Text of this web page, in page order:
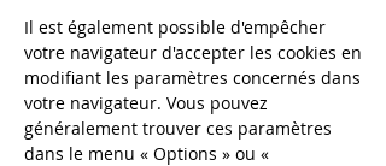
Il est également possible d'empêcher
votre navigateur d'accepter les cookies en
modifiant les paramètres concernés dans
votre navigateur. Vous pouvez
généralement trouver ces paramètres
dans le menu « Options » ou «